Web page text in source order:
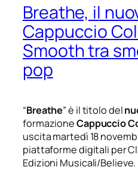
Breathe, il
Cappuccio
Smooth tra
pop
“Breathe” è il titolo del
formazioneCappuccio
uscita martedì 18
piattaforme digitali per
Edizioni Musicali/Believe.